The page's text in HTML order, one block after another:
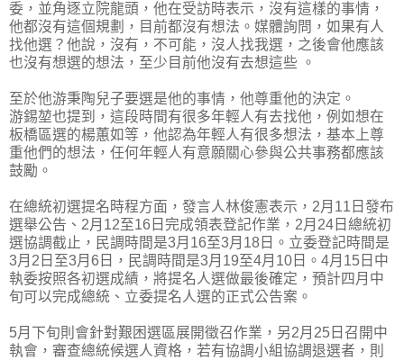
委，並角逐立院龍頭，他在受訪時表示，沒有這樣的事情，
他都沒有這個規劃，目前都沒有想法。媒體詢問，如果有人
找他選？他說，沒有，不可能，沒人找我選，之後會他應該
也沒有想選的想法，至少目前他沒有去想這些 。
至於他游秉陶兒子要選是他的事情，他尊重他的決定。
游錫堃也提到，這段時間有很多年輕人有去找他，例如想在
板橋區選的楊蕙如等，他認為年輕人有很多想法，基本上尊
重他們的想法，任何年輕人有意願關心參與公共事務都應該
鼓勵。
在總統初選提名時程方面，發言人林俊憲表示，2月11日發布
選舉公告、2月12至16日完成領表登記作業，2月24日總統初
選協調截止，民調時間是3月16至3月18日。立委登記時間是
3月2日至3月6日，民調時間是3月19至4月10日。4月15日中
執委按照各初選成績，將提名人選做最後確定，預計四月中
旬可以完成總統、立委提名人選的正式公告案。
5月下旬則會針對艱困選區展開徵召作業，另2月25日召開中
執會，審查總統候選人資格，若有協調小組協調退選者，則